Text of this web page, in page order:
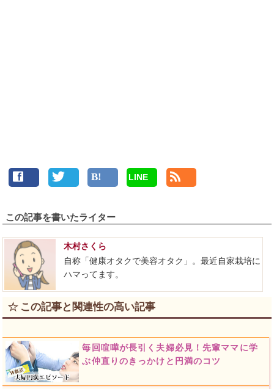
LINE
この記事を書いたライター
木村さくら
自称「健康オタクで美容オタク」。最近自家栽培に
ハマってます。
この記事と関連性の高い記事
毎回喧嘩が長引く夫婦必見！先輩ママに学
ぶ仲直りのきっかけと円満のコツ